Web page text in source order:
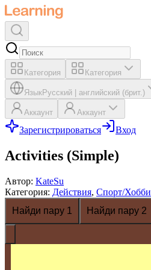
Категория Категория
ЯзыкРусский английский (брит.)
Аккаунт Аккаунт
Зарегистрироваться Вход
Activities (Simple)
Автор: KateSu
Категория: Действия, Спорт/Хобби
Найди пару 1
Найди пару 2